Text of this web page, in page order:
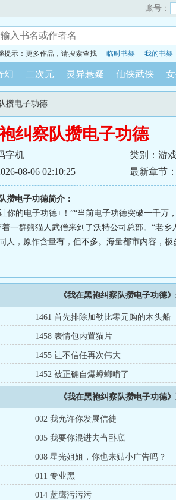
账号：
提示：更多作品，请搜索查找 临时书架 我的书架
幻 二次元 灵异悬疑 仙侠武侠
攒电子功德
纠察队攒电子功德
字机 类别：游
08-06 02:10:25
最新章节：
背刺还剩
攒电子功德简介：
你的电子功德+！”“当前电子功德突破一千万
一群熊猫人武僧来到了沃特公司总部。“老乡
人，原作含量有，但不多。海量都市内容，
《我在黑袍纠察队攒电子功德
1461 首先排除加勒比零元购的木头船
1458 表情包内置猫片
1455 让不信任再次伟大
1452 被正确自爆蟑螂啃了
《我在黑袍纠察队攒电子功德
002 我允许你发展信徒
005 我要你混进去当卧底
008 星光姐姐，你也来贴小广告吗？
011 专业黑
014 蓝鹰污污污